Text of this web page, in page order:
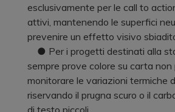
esclusivamente per le call to
attivi, mantenendo le superfici
prevenire un effetto visivo
● Per i progetti destinati alla
sempre prove colore su carta
monitorare le variazioni termiche
riservando il prugna scuro o il
di testo piccoli.